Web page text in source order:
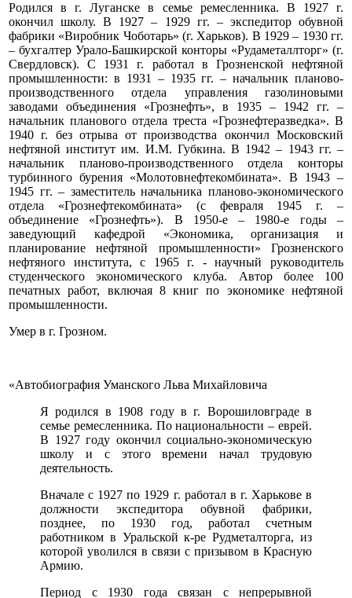
Родился в г. Луганске в семье ремесленника. В 1927 г.
окончил школу. В 1927 – 1929 гг. – экспедитор обувной
фабрики «Виробник Чоботарь» (г. Харьков). В 1929 – 1930 гг.
– бухгалтер Урало-Башкирской конторы «Рудаметаллторг» (г.
Свердловск). С 1931 г. работал в Грозненской нефтяной
промышленности: в 1931 – 1935 гг. – начальник планово-
производственного отдела управления газолиновыми
заводами объединения «Грознефть», в 1935 – 1942 гг. –
начальник планового отдела треста «Грознефтеразведка». В
1940 г. без отрыва от производства окончил Московский
нефтяной институт им. И.М. Губкина. В 1942 – 1943 гг. –
начальник планово-производственного отдела конторы
турбинного бурения «Молотовнефтекомбината». В 1943 –
1945 гг. – заместитель начальника планово-экономического
отдела «Грознефтекомбината» (с февраля 1945 г. –
объединение «Грознефть»). В 1950-е – 1980-е годы –
заведующий кафедрой «Экономика, организация и
планирование нефтяной промышленности» Грозненского
нефтяного института, с 1965 г. - научный руководитель
студенческого экономического клуба. Автор более 100
печатных работ, включая 8 книг по экономике нефтяной
промышленности.
Умер в г. Грозном.
«Автобиография Уманского Льва Михайловича
Я родился в 1908 году в г. Ворошиловграде в
семье ремесленника. По национальности – еврей.
В 1927 году окончил социально-экономическую
школу и с этого времени начал трудовую
деятельность.
Вначале с 1927 по 1929 г. работал в г. Харькове в
должности экспедитора обувной фабрики,
позднее, по 1930 год, работал счетным
работником в Уральской к-ре Рудметалторга, из
которой уволился в связи с призывом в Красную
Армию.
Период с 1930 года связан с непрерывной